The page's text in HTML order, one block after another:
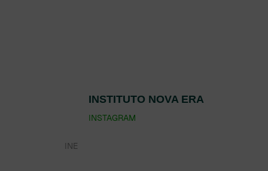
INSTITUTO NOVA ERA
INSTAGRAM
INE